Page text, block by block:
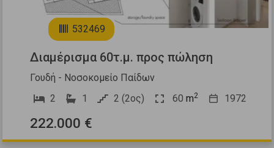
532469
Διαμέρισμα 60τ.μ. προς πώληση
Γουδή - Νοσοκομείο Παίδων
2
1 2 (2ος) 60 m2 1972
222.000 €